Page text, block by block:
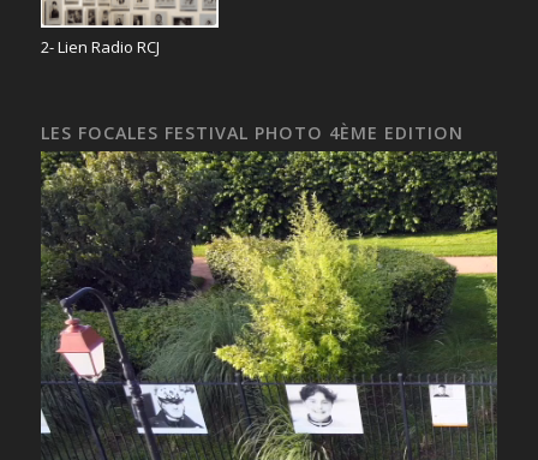
2- Lien Radio RCJ
LES FOCALES FESTIVAL PHOTO 4ÈME EDITION